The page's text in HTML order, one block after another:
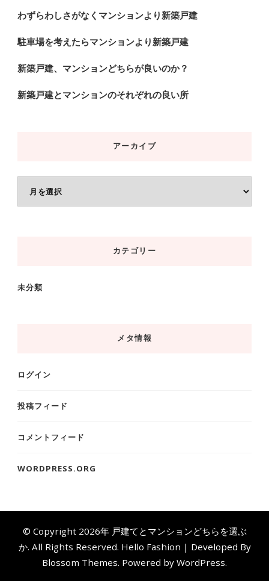
わずらわしさがなくマンションより新築戸建
駐車場を考えたらマンションより新築戸建
新築戸建、マンションどちらが良いのか？
新築戸建とマンションのそれぞれの良い所
アーカイブ
カテゴリー
未分類
メタ情報
ログイン
投稿フィード
コメントフィード
WORDPRESS.ORG
© Copyright 2026年 戸建てとマンションどちらを選ぶ
か. All Rights Reserved. Hello Fashion | Developed By
Blossom Themes. Powered by WordPress.